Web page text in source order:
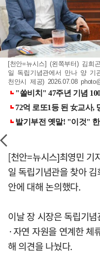
[천안=뉴시스] (왼쪽부터) 김희
일 독립기념관에서 만나 양 기
천안시 제공) 2026.07.08
[천안=뉴시스]최영민 기
일 독립기념관을 찾아
안에 대해 논의했다.
이날 장 시장은 독립기
·자연 자원을 연계한 체
해 의견을 나눴다.